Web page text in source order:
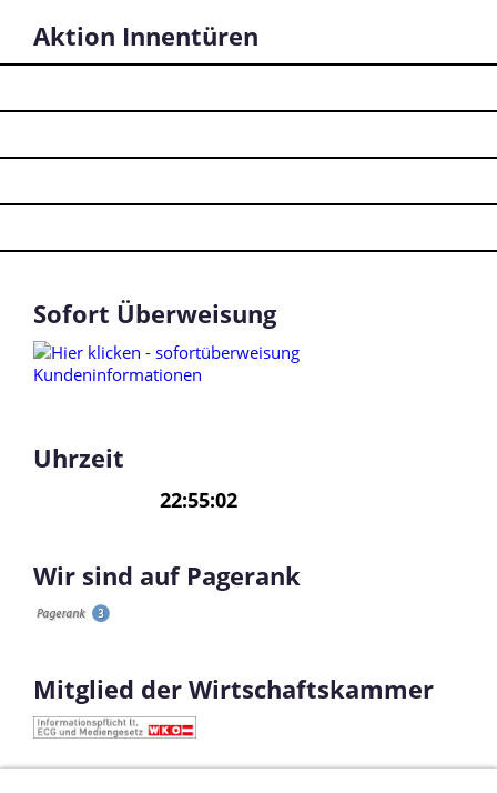
Aktion Innentüren
Sofort Überweisung
Uhrzeit
Wir sind auf Pagerank
Mitglied der Wirtschaftskammer